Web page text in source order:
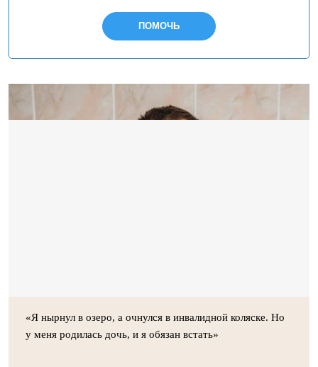
ПОМОЧЬ
«Я нырнул в озеро, а очнулся в инвалидной коляске. Но
у меня родилась дочь, и я обязан встать»